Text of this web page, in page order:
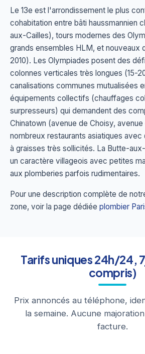
Le 13e est l'arrondissement le plus
cohabitation entre bâti haussmannien
aux-Cailles), tours modernes des
grands ensembles HLM, et nouveaux
2010). Les Olympiades posent des
colonnes verticales très longues (15-
canalisations communes mutualisées
équipements collectifs (chauffages
surpresseurs) qui demandent des
Chinatown (avenue de Choisy,
nombreux restaurants asiatiques
à graisses très sollicités. La Butte-
un caractère villageois avec petites
aux plomberies parfois rudimentaires.
Pour une description complète de
zone, voir la page dédiée plombier
Tarifs uniques 24h/24,
compris)
Prix annoncés au téléphone,
la semaine. Aucune
facture.